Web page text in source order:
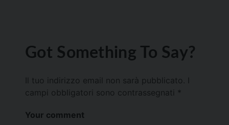
Got Something To Say?
Il tuo indirizzo email non sarà pubblicato.
campi obbligatori sono contrassegnati *
Your comment